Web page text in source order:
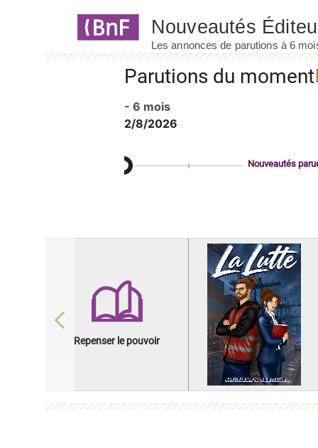
Parutions du moment
- 6 mois
2/8/2026
Nouveautés
Repenser le pouvoir
Previous